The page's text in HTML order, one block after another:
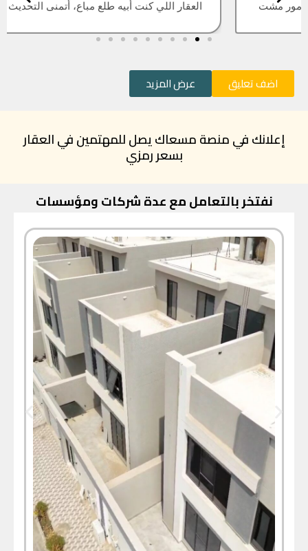
العقار اللي كنت أبيه طلع مباع، أتمنى التحديث يكون أسرع
اضف تعليق عرض المزيد
إعلانك في منصة مسعاك يصل للمهتمين في العقار
بسعر رمزي
نفتخر بالتعامل مع عدة شركات ومؤسسات